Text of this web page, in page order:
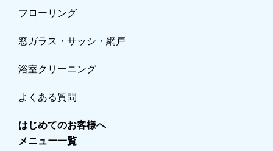
フローリング
窓ガラス・サッシ・網戸
浴室クリーニング
よくある質問
はじめてのお客様へ
メニュー一覧